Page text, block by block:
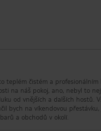
teplém čistém a
na náš pokoj, ano, nebyl to
od vnějších a dalších hostů.
bych na víkendovou
a obchodů v okolí.